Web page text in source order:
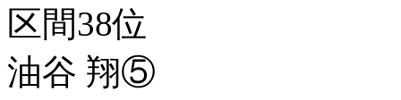
区間38位
油谷 翔⑤